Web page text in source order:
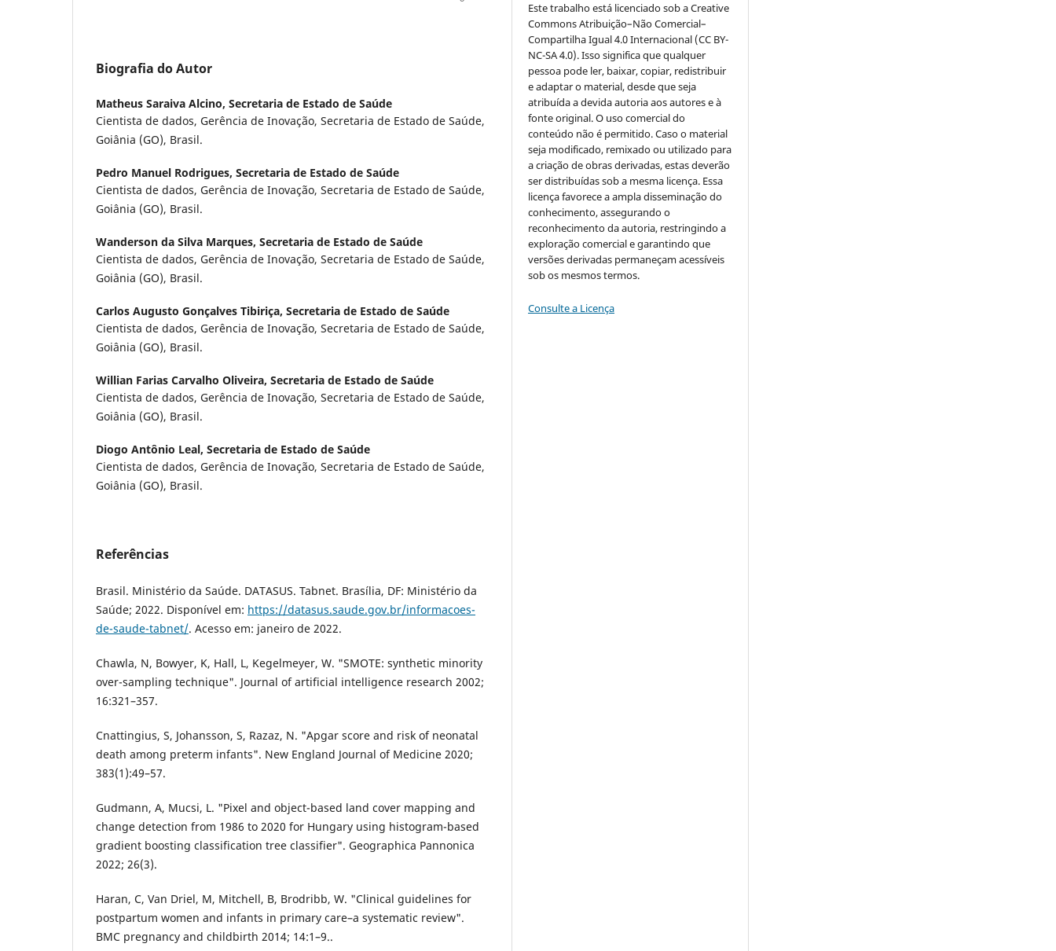
Biografia do Autor
Matheus Saraiva Alcino, Secretaria de Estado de Saúde
Cientista de dados, Gerência de Inovação, Secretaria de Estado de Saúde,
Goiânia (GO), Brasil.
Pedro Manuel Rodrigues, Secretaria de Estado de Saúde
Cientista de dados, Gerência de Inovação, Secretaria de Estado de Saúde,
Goiânia (GO), Brasil.
Wanderson da Silva Marques, Secretaria de Estado de Saúde
Cientista de dados, Gerência de Inovação, Secretaria de Estado de Saúde,
Goiânia (GO), Brasil.
Carlos Augusto Gonçalves Tibiriça, Secretaria de Estado de Saúde
Cientista de dados, Gerência de Inovação, Secretaria de Estado de Saúde,
Goiânia (GO), Brasil.
Willian Farias Carvalho Oliveira, Secretaria de Estado de Saúde
Cientista de dados, Gerência de Inovação, Secretaria de Estado de Saúde,
Goiânia (GO), Brasil.
Diogo Antônio Leal, Secretaria de Estado de Saúde
Cientista de dados, Gerência de Inovação, Secretaria de Estado de Saúde,
Goiânia (GO), Brasil.
Referências
Brasil. Ministério da Saúde. DATASUS. Tabnet. Brasília, DF: Ministério da
Saúde; 2022. Disponível em: https://datasus.saude.gov.br/informacoes-
de-saude-tabnet/. Acesso em: janeiro de 2022.
Chawla, N, Bowyer, K, Hall, L, Kegelmeyer, W. "SMOTE: synthetic minority
over-sampling technique". Journal of artificial intelligence research 2002;
16:321–357.
Cnattingius, S, Johansson, S, Razaz, N. "Apgar score and risk of neonatal
death among preterm infants". New England Journal of Medicine 2020;
383(1):49–57.
Gudmann, A, Mucsi, L. "Pixel and object-based land cover mapping and
change detection from 1986 to 2020 for Hungary using histogram-based
gradient boosting classification tree classifier". Geographica Pannonica
2022; 26(3).
Haran, C, Van Driel, M, Mitchell, B, Brodribb, W. "Clinical guidelines for
postpartum women and infants in primary care–a systematic review".
BMC pregnancy and childbirth 2014; 14:1–9..
Este trabalho está licenciado sob a Creative
Commons Atribuição–Não Comercial–
Compartilha Igual 4.0 Internacional (CC BY-
NC-SA 4.0). Isso significa que qualquer
pessoa pode ler, baixar, copiar, redistribuir
e adaptar o material, desde que seja
atribuída a devida autoria aos autores e à
fonte original. O uso comercial do
conteúdo não é permitido. Caso o material
seja modificado, remixado ou utilizado para
a criação de obras derivadas, estas deverão
ser distribuídas sob a mesma licença. Essa
licença favorece a ampla disseminação do
conhecimento, assegurando o
reconhecimento da autoria, restringindo a
exploração comercial e garantindo que
versões derivadas permaneçam acessíveis
sob os mesmos termos.
Consulte a Licença